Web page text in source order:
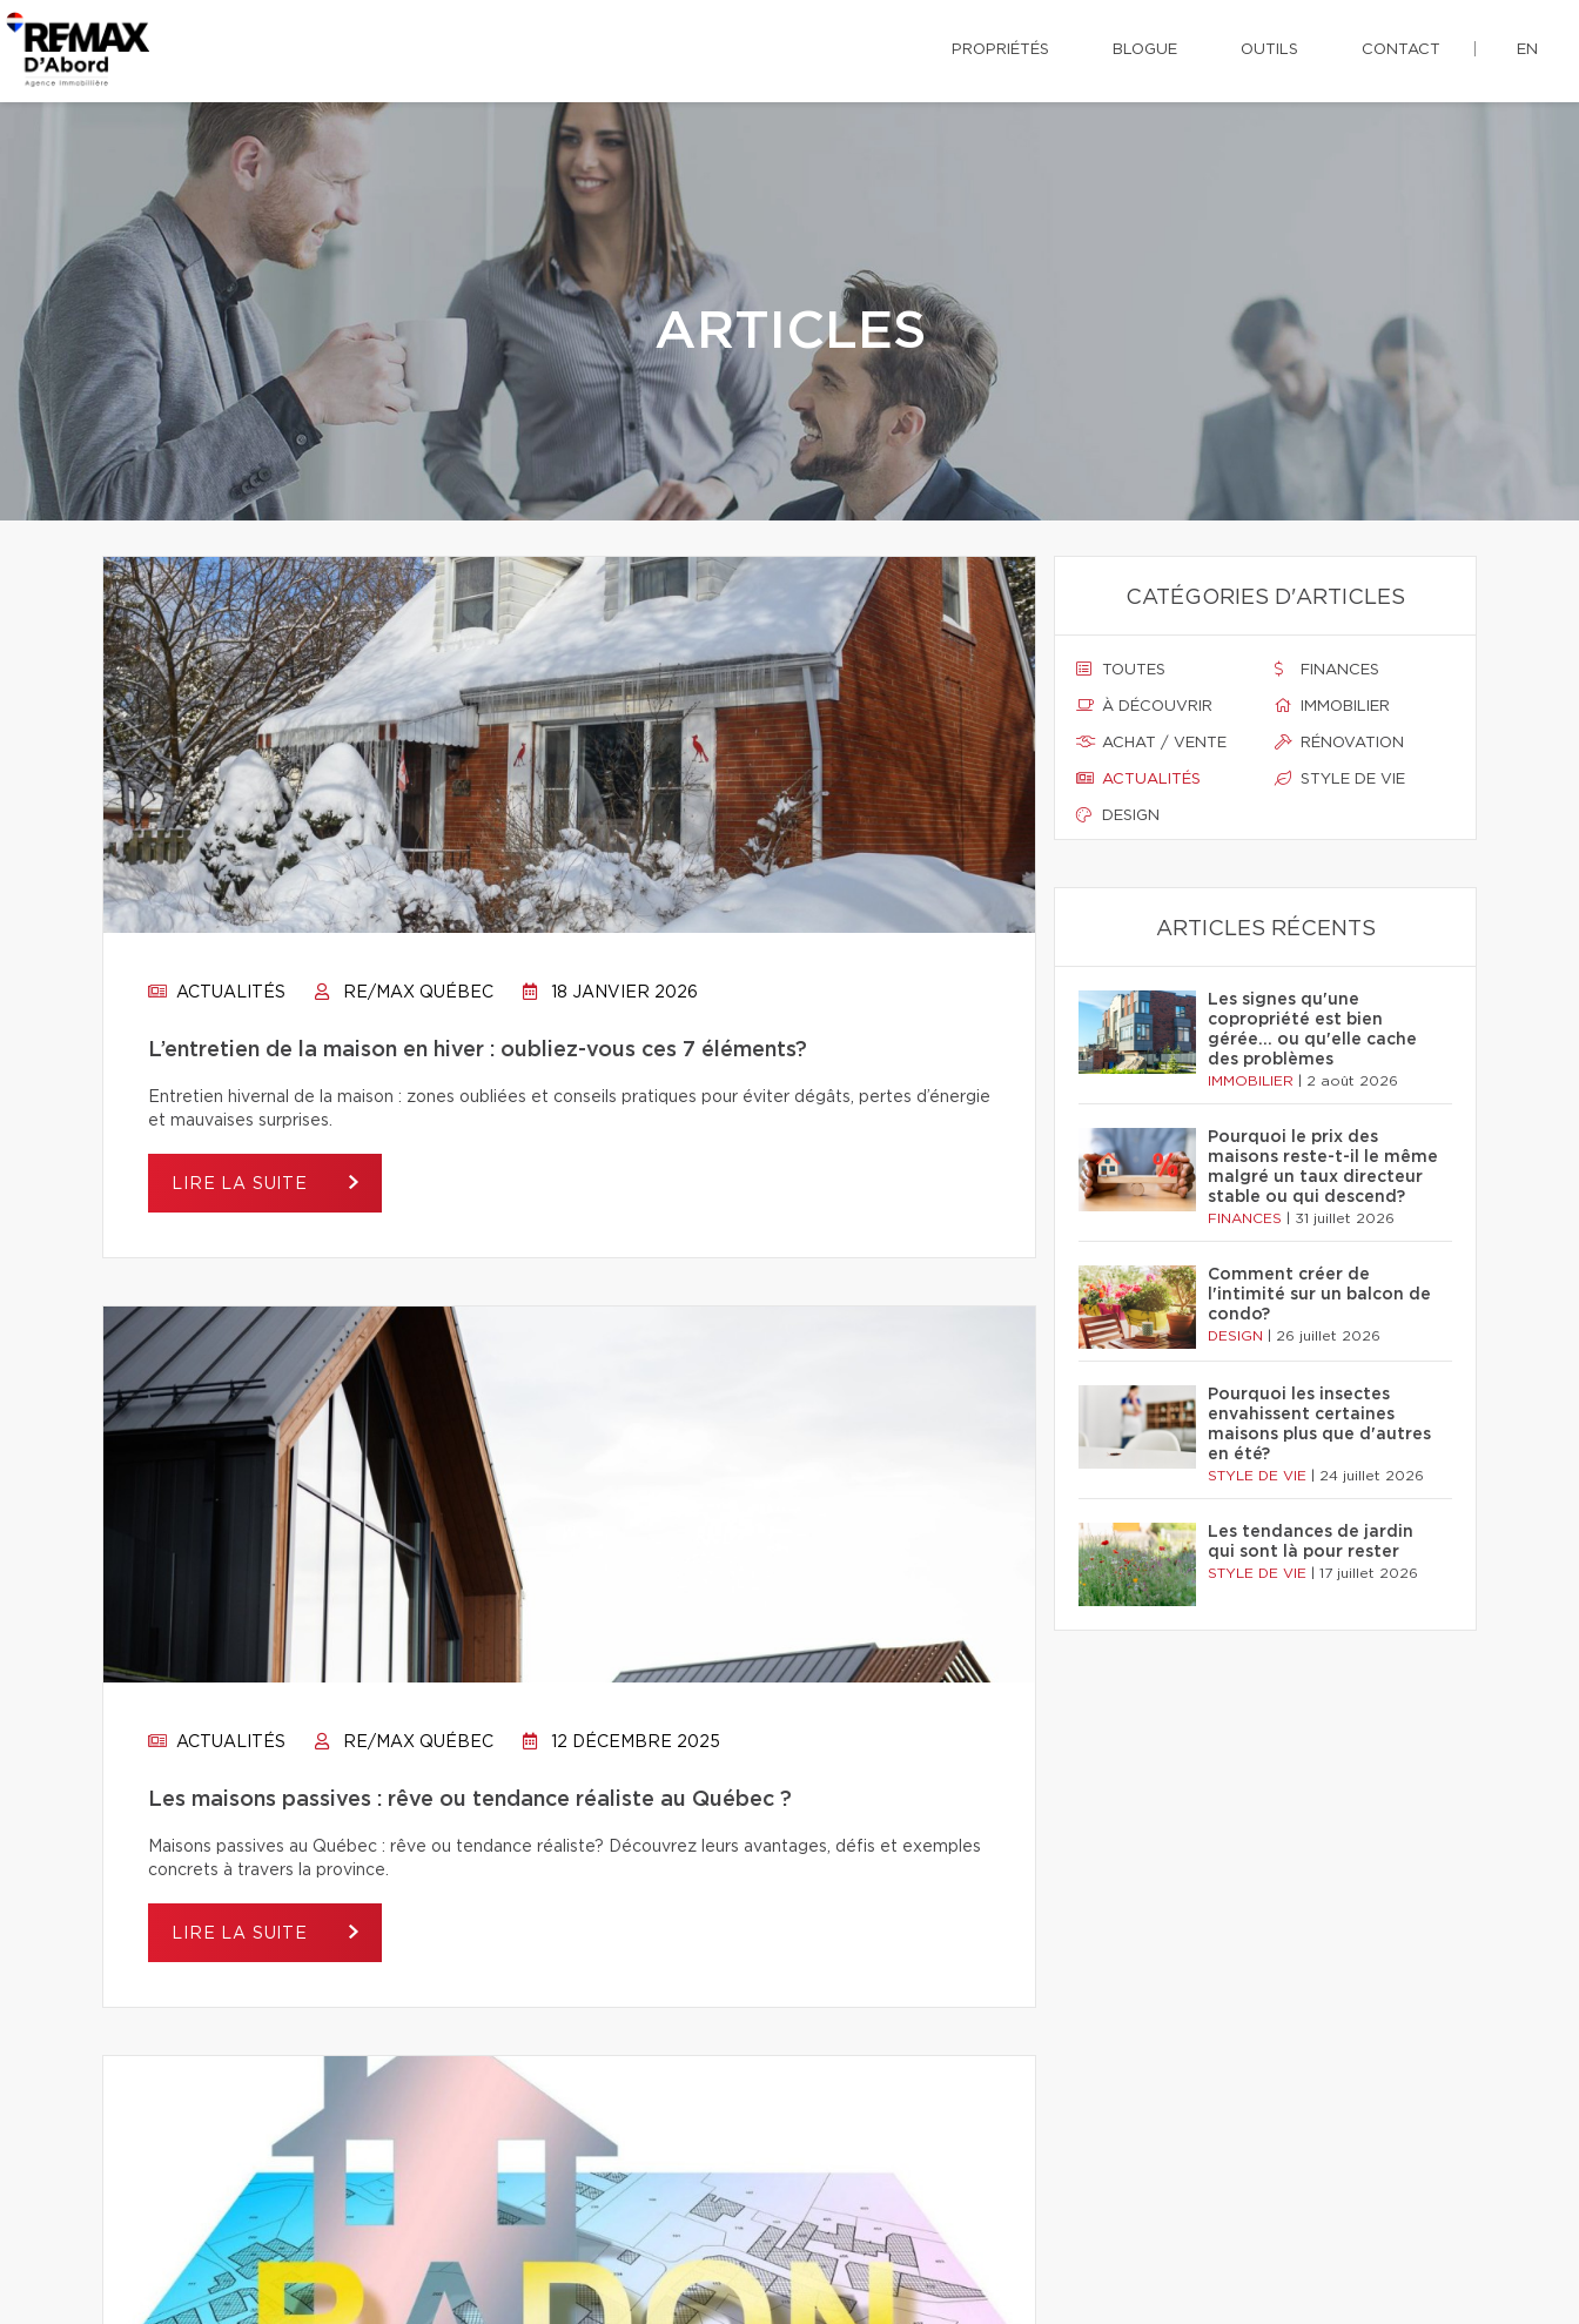
PROPRIÉTÉS BLOGUE OUTILS CONTACT EN
ARTICLES
ACTUALITÉS RE/MAX QUÉBEC 18 JANVIER 2026
L’entretien de la maison en hiver : oubliez-vous ces 7 éléments?
Entretien hivernal de la maison : zones oubliées et conseils pratiques pour éviter dégâts, pertes d’énergie
et mauvaises surprises.
LIRE LA SUITE
ACTUALITÉS RE/MAX QUÉBEC 12 DÉCEMBRE 2025
Les maisons passives : rêve ou tendance réaliste au Québec ?
Maisons passives au Québec : rêve ou tendance réaliste? Découvrez leurs avantages, défis et exemples
concrets à travers la province.
LIRE LA SUITE
CATÉGORIES D'ARTICLES
TOUTES
À DÉCOUVRIR
ACHAT / VENTE
ACTUALITÉS
DESIGN
FINANCES
IMMOBILIER
RÉNOVATION
STYLE DE VIE
ARTICLES RÉCENTS
Les signes qu'une
copropriété est bien
gérée… ou qu'elle cache
des problèmes
IMMOBILIER 2 août 2026
Pourquoi le prix des
maisons reste-t-il le même
malgré un taux directeur
stable ou qui descend?
FINANCES 31 juillet 2026
Comment créer de
l'intimité sur un balcon de
condo?
DESIGN 26 juillet 2026
Pourquoi les insectes
envahissent certaines
maisons plus que d'autres
en été?
STYLE DE VIE 24 juillet 2026
Les tendances de jardin
qui sont là pour rester
STYLE DE VIE 17 juillet 2026